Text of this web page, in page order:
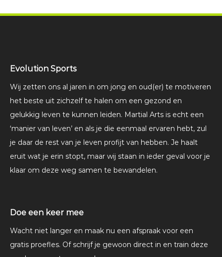
Evolution Sports
Wij zetten ons al jaren in om jong en oud(er) te motiveren
het beste uit zichzelf te halen om een gezond en
gelukkig leven te kunnen leiden. Martial Arts is echt een
‘manier van leven’ en als je die eenmaal ervaren hebt, zul
je daar de rest van je leven profijt van hebben. Je haalt
eruit wat je erin stopt, maar wij staan in ieder geval voor je
klaar om deze weg samen te bewandelen.
Doe een keer mee
Wacht niet langer en maak nu een afspraak voor een
gratis proefles. Of schrijf je gewoon direct in en train deze